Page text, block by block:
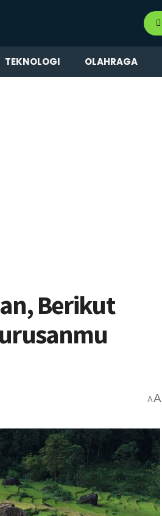
TEKNOLOGI OLAHRAGA
Berikut
AA